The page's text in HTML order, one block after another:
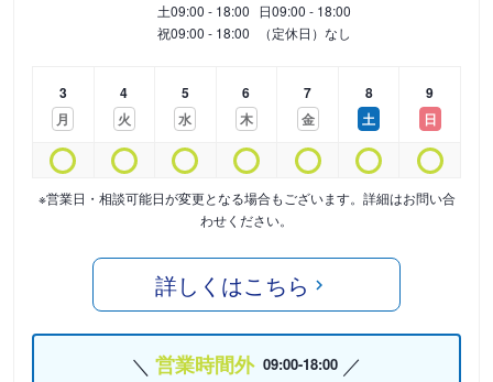
土09:00 - 18:00 日09:00 - 18:00
祝09:00 - 18:00 （定休日）なし
3
月
4
火
5
水
6
木
7
金
8
土
9
日
※営業日・相談可能日が変更となる場合もございます。詳細はお問い合
わせください。
詳しくはこちら
営業時間外 09:00-18:00